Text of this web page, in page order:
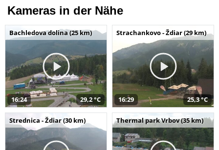
Kameras in der Nähe
Bachledova dolina (25 km)
16:24 29,2 °C
Strachankovo - Ždiar (29 km)
16:29 25,3 °C
Strednica - Ždiar (30 km) Thermal park Vrbov (35 km)